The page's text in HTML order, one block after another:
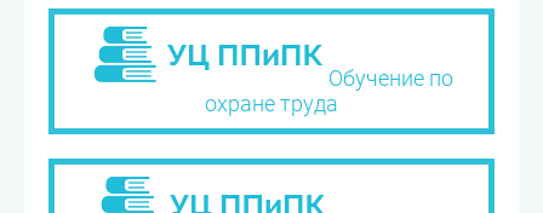
Обучение по
охране труда